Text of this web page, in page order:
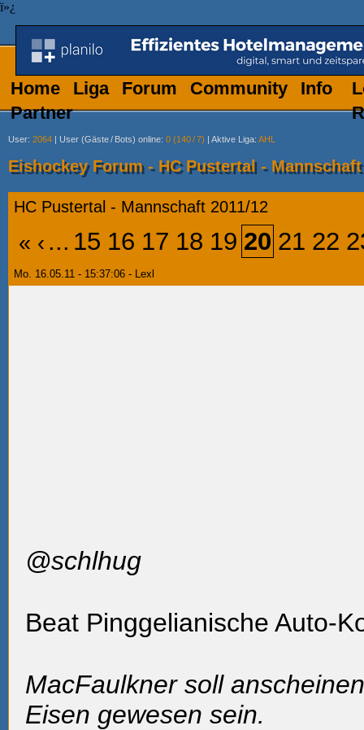
ï»¿
Home Liga Forum Community
Info
Partner
User: 2064 | User (Gäste/ Bots) online: 0 (140/7) | Aktive Liga: AHL
Eishockey Forum - HC Pustertal - Mannschaft
HC Pustertal - Mannschaft 2011/12
« ‹ ... 15 16 17 18 19 20 21 22
Mo. 16.05.11 - 15:37:06 - Lexl
@schlhug
Beat Pinggelianische Auto-
MacFaulkner soll
Eisen gewesen sein.